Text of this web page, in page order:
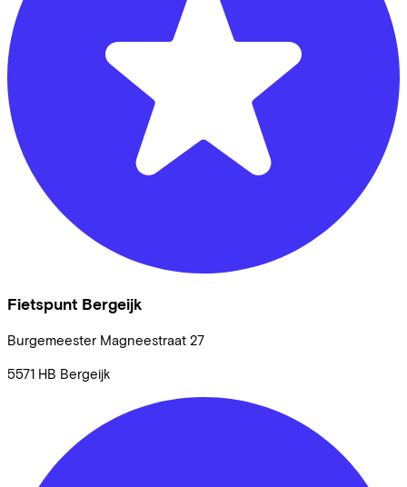
Fietspunt Bergeijk
Burgemeester Magneestraat 27
5571 HB Bergeijk